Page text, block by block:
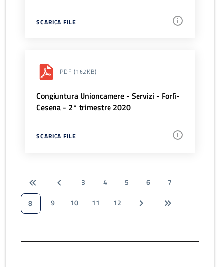
SCARICA FILE
PDF (162KB)
Congiuntura Unioncamere - Servizi - Forlì-
Cesena - 2° trimestre 2020
SCARICA FILE
3 4 5 6
7
8
9 10 11 12